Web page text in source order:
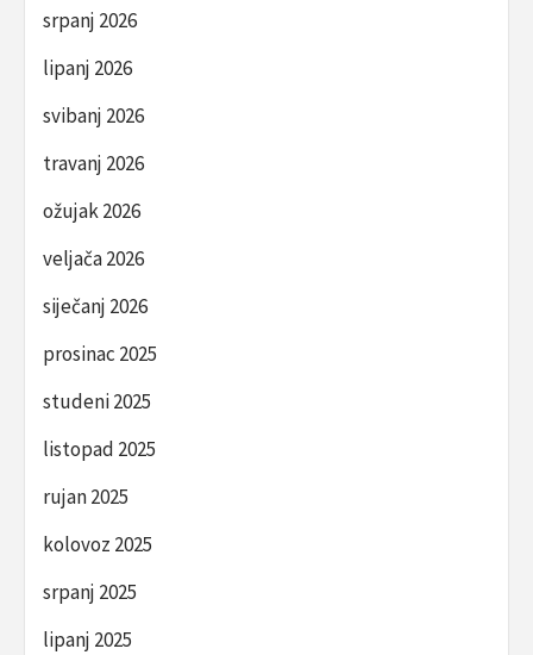
srpanj 2026
lipanj 2026
svibanj 2026
travanj 2026
ožujak 2026
veljača 2026
siječanj 2026
prosinac 2025
studeni 2025
listopad 2025
rujan 2025
kolovoz 2025
srpanj 2025
lipanj 2025